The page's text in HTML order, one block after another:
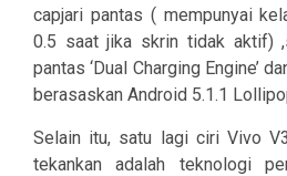
capjari pantas ( mempunyai
0.5 saat jika skrin tidak aktif)
pantas ‘Dual Charging Engine’
berasaskan Android 5.1.1
Selain itu, satu lagi ciri Vivo
tekankan adalah teknologi